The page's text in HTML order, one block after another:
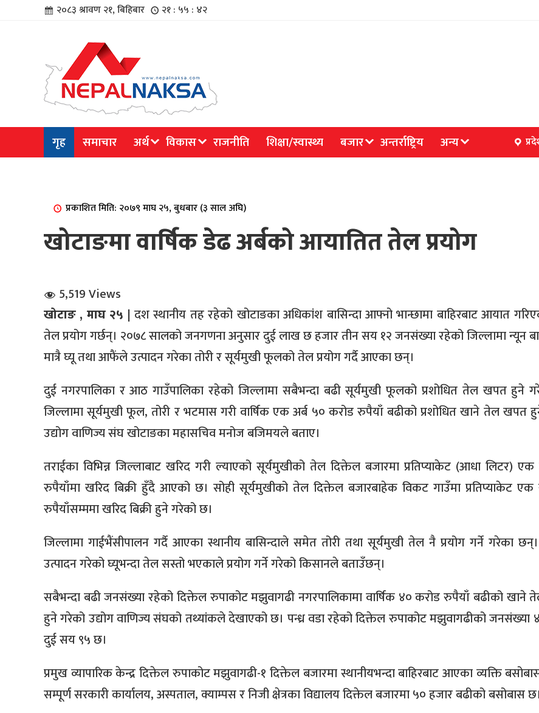
२०८३ श्रावण २१, बिहिबार २१ : ५५ : ४३
गृह समाचार अर्थ विकास राजनीति शिक्षा/स्वास्थ्य बजार अन्तर्राष्ट्रिय अन्य
प्रकाशित मिति: २०७९ माघ २५, बुधबार (३ साल अघि)
खोटाङमा वार्षिक डेढ अर्बको आयातित तेल प्रयोग
5,519 Views
खोटाङ , माघ २५ |दश स्थानीय तह रहेको खोटाङका अधिकांश बासिन्दा आफ्नो भान्छामा बाहिरबाट आयात
तेल प्रयोग गर्छन्। २०७८ सालको जनगणना अनुसार दुई लाख छ हजार तीन सय १२ जनसंख्या रहेको जिल्लामा न्यून
मात्रै घ्यू तथा आफैंले उत्पादन गरेका तोरी र सूर्यमुखी फूलको तेल प्रयोग गर्दै आएका छन्।
दुई नगरपालिका र आठ गाउँपालिका रहेको जिल्लामा सबैभन्दा बढी सूर्यमुखी फूलको प्रशोधित तेल खपत हुने
जिल्लामा सूर्यमुखी फूल, तोरी र भटमास गरी वार्षिक एक अर्ब ५० करोड रुपैयाँ बढीको प्रशोधित खाने तेल खपत
उद्योग वाणिज्य संघ खोटाङका महासचिव मनोज बजिमयले बताए।
तराईका विभिन्न जिल्लाबाट खरिद गरी ल्याएको सूर्यमुखीको तेल दिक्तेल बजारमा प्रतिप्याकेट (आधा लिटर)
रुपैयाँमा खरिद बिक्री हुँदै आएको छ। सोही सूर्यमुखीको तेल दिक्तेल बजारबाहेक विकट गाउँमा प्रतिप्याकेट
रुपैयाँसम्ममा खरिद बिक्री हुने गरेको छ।
जिल्लामा गाईभैंसीपालन गर्दै आएका स्थानीय बासिन्दाले समेत तोरी तथा सूर्यमुखी तेल नै प्रयोग गर्ने गरेका
उत्पादन गरेको घ्यूभन्दा तेल सस्तो भएकाले प्रयोग गर्ने गरेको किसानले बताउँछन्।
सबैभन्दा बढी जनसंख्या रहेको दिक्तेल रुपाकोट मझुवागढी नगरपालिकामा वार्षिक ४० करोड रुपैयाँ बढीको
हुने गरेको उद्योग वाणिज्य संघको तथ्यांकले देखाएको छ। पन्ध्र वडा रहेको दिक्तेल रुपाकोट मझुवागढीको जनसंख्या
दुई सय ९५ छ।
प्रमुख व्यापारिक केन्द्र दिक्तेल रुपाकोट मझुवागढी-१ दिक्तेल बजारमा स्थानीयभन्दा बाहिरबाट आएका व्यक्ति
सम्पूर्ण सरकारी कार्यालय, अस्पताल, क्याम्पस र निजी क्षेत्रका विद्यालय दिक्तेल बजारमा ५० हजार बढीको बसोबास छ।